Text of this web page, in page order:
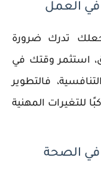
في العمل
تدرك ضرورة
استثمر وقتك في
فالتطوير
للتغيرات المهنية
في الصحة